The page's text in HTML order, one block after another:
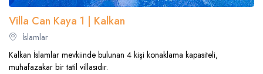
Villa Can Kaya 1 | Kalkan
İslamlar
Kalkan İslamlar mevkiinde bulunan 4 kişi konaklama kapasiteli,
muhafazakar bir tatil villasıdır.